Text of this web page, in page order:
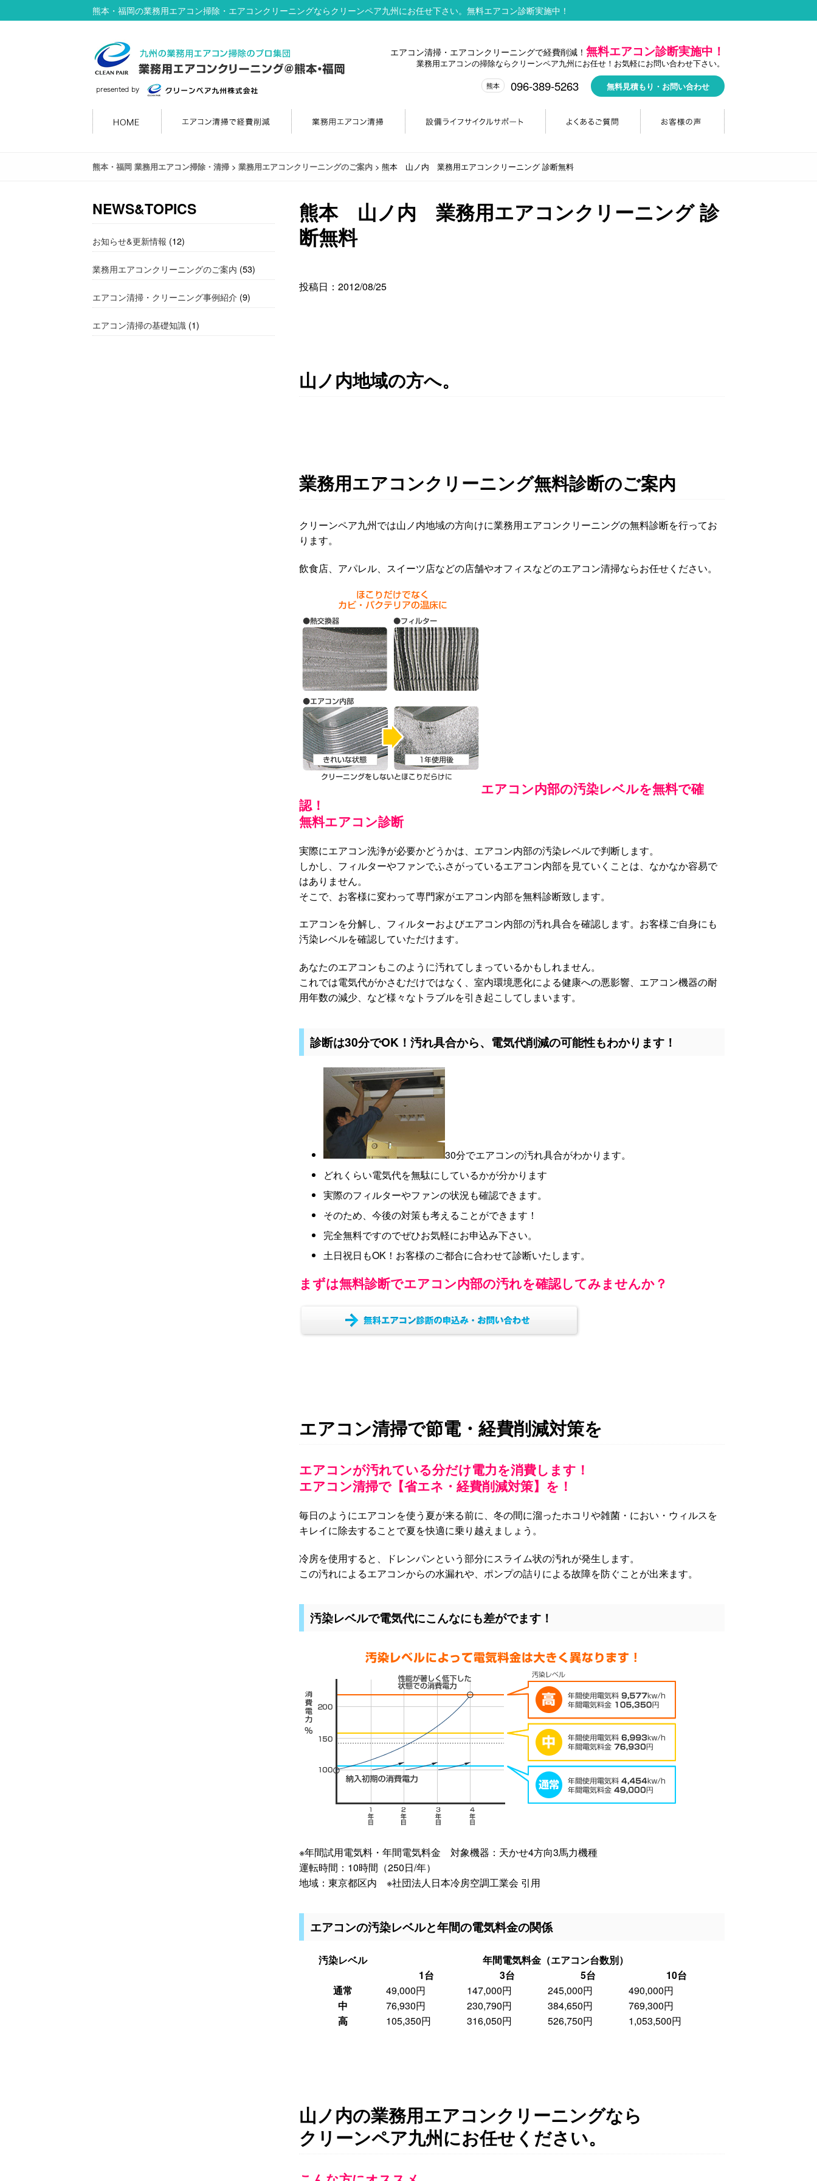
エアコン清掃・エアコンクリーニングで経費削減！ 無料エアコン診断実施中！
業務用エアコンの掃除ならクリーンペア九州にお任せ！お気軽にお問い合わせ下さい。
熊本 096-389-5263 無料見積もり・お問い合わせ
熊本・福岡の業務用エアコン掃除・エアコンクリーニングならクリーンペア九州にお任せ下さい。無料エアコン診断実施中！
熊本・福岡 業務用エアコン掃除・清掃 > 業務用エアコンクリーニングのご案内 > 熊本 山ノ内 業務用エアコンクリーニング 診断無料
熊本 山ノ内 業務用エアコンクリーニング 診
断無料
投稿日：2012/08/25
山ノ内地域の方へ。
業務用エアコンクリーニング無料診断のご案内
クリーンペア九州では山ノ内地域の方向けに業務用エアコンクリーニングの無料診断を行ってお
ります。
飲食店、アパレル、スイーツ店などの店舗やオフィスなどのエアコン清掃ならお任せください。
エアコン内部の汚染レベルを無料で確
認！
無料エアコン診断
実際にエアコン洗浄が必要かどうかは、エアコン内部の汚染レベルで判断します。
しかし、フィルターやファンでふさがっているエアコン内部を見ていくことは、なかなか容易で
はありません。
そこで、お客様に変わって専門家がエアコン内部を無料診断致します。
エアコンを分解し、フィルターおよびエアコン内部の汚れ具合を確認します。お客様ご自身にも
汚染レベルを確認していただけます。
あなたのエアコンもこのように汚れてしまっているかもしれません。
これでは電気代がかさむだけではなく、室内環境悪化による健康への悪影響、エアコン機器の耐
用年数の減少、など様々なトラブルを引き起こしてしまいます。
診断は30分でOK！汚れ具合から、電気代削減の可能性もわかります！
30分でエアコンの汚れ具合がわかります。
どれくらい電気代を無駄にしているかが分かります
実際のフィルターやファンの状況も確認できます。
そのため、今後の対策も考えることができます！
完全無料ですのでぜひお気軽にお申込み下さい。
土日祝日もOK！お客様のご都合に合わせて診断いたします。
まずは無料診断でエアコン内部の汚れを確認してみませんか？
エアコン清掃で節電・経費削減対策を
エアコンが汚れている分だけ電力を消費します！
エアコン清掃で【省エネ・経費削減対策】を！
毎日のようにエアコンを使う夏が来る前に、冬の間に溜ったホコリや雑菌・におい・ウィルスを
キレイに除去することで夏を快適に乗り越えましょう。
冷房を使用すると、ドレンパンという部分にスライム状の汚れが発生します。
この汚れによるエアコンからの水漏れや、ポンプの詰りによる故障を防ぐことが出来ます。
汚染レベルで電気代にこんなにも差がでます！
※年間試用電気料・年間電気料金 対象機器：天かせ4方向3馬力機種
運転時間：10時間（250日/年）
地域：東京都区内 ※社団法人日本冷房空調工業会 引用
エアコンの汚染レベルと年間の電気料金の関係
汚染レベル
年間電気料金（エアコン台数別）
1台
3台 5台
10台
通常
49,000円 147,000円 245,000円
490,000円
中
76,930円 230,790円 384,650円
769,300円
高
105,350円 316,050円 526,750円 1,053,500円
山ノ内の業務用エアコンクリーニングなら
クリーンペア九州にお任せください。
NEWS&TOPICS
お知らせ&更新情報 (12)
業務用エアコンクリーニングのご案内 (53)
エアコン清掃・クリーニング事例紹介 (9)
エアコン清掃の基礎知識 (1)